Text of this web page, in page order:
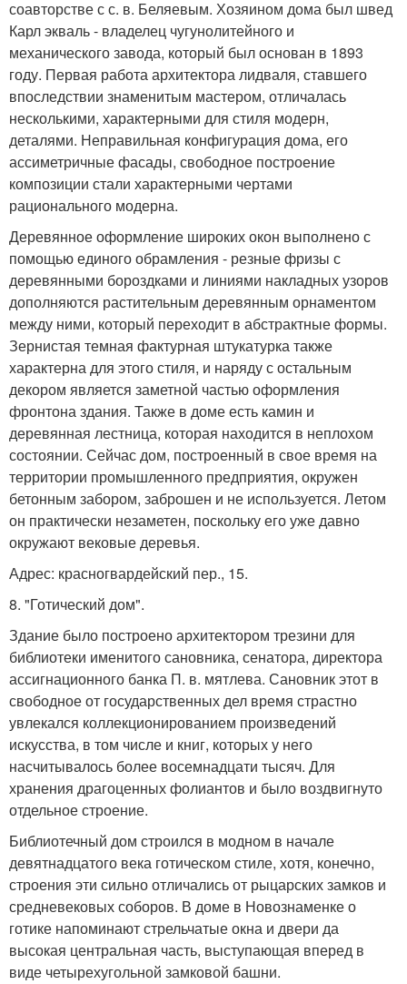
соавторстве с с. в. Беляевым. Хозяином дома был швед
Карл экваль - владелец чугунолитейного и
механического завода, который был основан в 1893
году. Первая работа архитектора лидваля, ставшего
впоследствии знаменитым мастером, отличалась
несколькими, характерными для стиля модерн,
деталями. Неправильная конфигурация дома, его
ассиметричные фасады, свободное построение
композиции стали характерными чертами
рационального модерна.
Деревянное оформление широких окон выполнено с
помощью единого обрамления - резные фризы с
деревянными бороздками и линиями накладных узоров
дополняются растительным деревянным орнаментом
между ними, который переходит в абстрактные формы.
Зернистая темная фактурная штукатурка также
характерна для этого стиля, и наряду с остальным
декором является заметной частью оформления
фронтона здания. Также в доме есть камин и
деревянная лестница, которая находится в неплохом
состоянии. Сейчас дом, построенный в свое время на
территории промышленного предприятия, окружен
бетонным забором, заброшен и не используется. Летом
он практически незаметен, поскольку его уже давно
окружают вековые деревья.
Адрес: красногвардейский пер., 15.
8. "Готический дом".
Здание было построено архитектором трезини для
библиотеки именитого сановника, сенатора, директора
ассигнационного банка П. в. мятлева. Сановник этот в
свободное от государственных дел время страстно
увлекался коллекционированием произведений
искусства, в том числе и книг, которых у него
насчитывалось более восемнадцати тысяч. Для
хранения драгоценных фолиантов и было воздвигнуто
отдельное строение.
Библиотечный дом строился в модном в начале
девятнадцатого века готическом стиле, хотя, конечно,
строения эти сильно отличались от рыцарских замков и
средневековых соборов. В доме в Новознаменке о
готике напоминают стрельчатые окна и двери да
высокая центральная часть, выступающая вперед в
виде четырехугольной замковой башни.